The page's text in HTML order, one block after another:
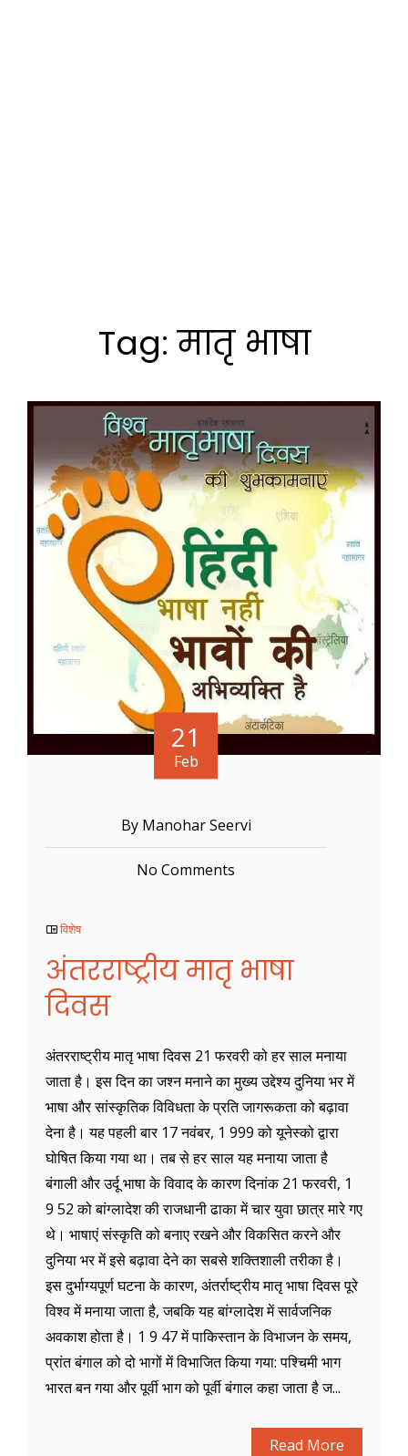
Tag:मातृ भाषा
21
Feb
By Manohar Seervi
No Comments
विशेष
अंतरराष्ट्रीय मातृ भाषा
दिवस
अंतरराष्ट्रीय मातृ भाषा दिवस 21 फरवरी को हर साल मनाया
जाता है। इस दिन का जश्न मनाने का मुख्य उद्देश्य दुनिया भर में
भाषा और सांस्कृतिक विविधता के प्रति जागरूकता को बढ़ावा
देना है। यह पहली बार 17 नवंबर, 1 999 को यूनेस्को द्वारा
घोषित किया गया था। तब से हर साल यह मनाया जाता है
बंगाली और उर्दू भाषा के विवाद के कारण दिनांक 21 फरवरी, 1
9 52 को बांग्लादेश की राजधानी ढाका में चार युवा छात्र मारे गए
थे। भाषाएं संस्कृति को बनाए रखने और विकसित करने और
दुनिया भर में इसे बढ़ावा देने का सबसे शक्तिशाली तरीका है।
इस दुर्भाग्यपूर्ण घटना के कारण, अंतर्राष्ट्रीय मातृ भाषा दिवस पूरे
विश्व में मनाया जाता है, जबकि यह बांग्लादेश में सार्वजनिक
अवकाश होता है। 1 9 47 में पाकिस्तान के विभाजन के समय,
प्रांत बंगाल को दो भागों में विभाजित किया गया: पश्चिमी भाग
भारत बन गया और पूर्वी भाग को पूर्वी बंगाल कहा जाता है ज...
Read More